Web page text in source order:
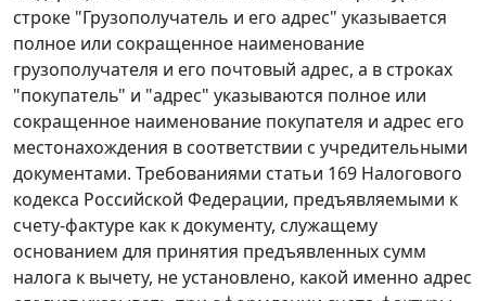
строке "Грузополучатель и его адрес" указывается
полное или сокращенное наименование
грузополучателя и его почтовый адрес, а в строках
"покупатель" и "адрес" указываются полное или
сокращенное наименование покупателя и адрес его
местонахождения в соответствии с учредительными
документами. Требованиями статьи 169 Налогового
кодекса Российской Федерации, предъявляемыми к
счету-фактуре как к документу, служащему
основанием для принятия предъявленных сумм
налога к вычету, не установлено, какой именно адрес